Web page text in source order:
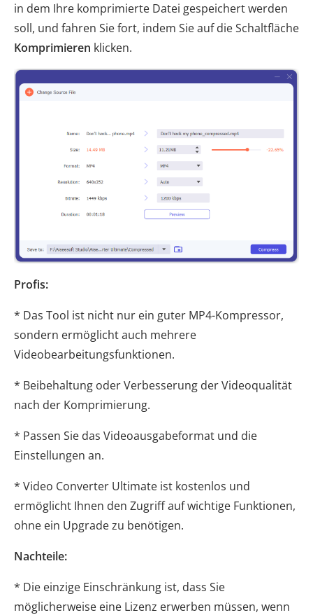
in dem Ihre komprimierte Datei gespeichert werden
soll, und fahren Sie fort, indem Sie auf die Schaltfläche
Komprimieren klicken.
Profis:
* Das Tool ist nicht nur ein guter MP4-Kompressor,
sondern ermöglicht auch mehrere
Videobearbeitungsfunktionen.
* Beibehaltung oder Verbesserung der Videoqualität
nach der Komprimierung.
* Passen Sie das Videoausgabeformat und die
Einstellungen an.
* Video Converter Ultimate ist kostenlos und
ermöglicht Ihnen den Zugriff auf wichtige Funktionen,
ohne ein Upgrade zu benötigen.
Nachteile:
* Die einzige Einschränkung ist, dass Sie
möglicherweise eine Lizenz erwerben müssen, wenn